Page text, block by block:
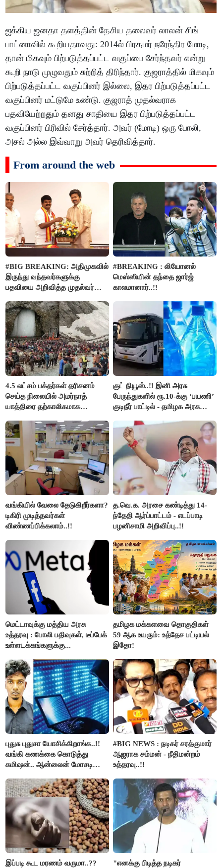
ஐக்கிய ஜனதா தளத்தின் தேசிய தலைவர் லாலன் சிங்
பாட்னாவில் கூறியதாவது: 2014ல் பிரதமர் நரேந்திர மோடி,
தான் மிகவும் பிற்படுத்தப்பட்ட வகுப்பை சேர்ந்தவர் என்று
கூறி நாடு முழுவதும் சுற்றித் திரிந்தார். குஜராத்தில் மிகவும்
பிற்படுத்தப்பட்ட வகுப்பினர் இல்லை, இதர பிற்படுத்தப்பட்ட
வகுப்பினர் மட்டுமே உண்டு. குஜராத் முதல்வராக
பதவியேற்றதும் தனது சாதியை இதர பிற்படுத்தப்பட்ட
வகுப்பினர் பிரிவில் சேர்த்தார். அவர் (மோடி) ஒரு போலி,
அசல் அல்ல இவ்வாறு அவர் தெரிவித்தார்.
From around the web
#BIG BREAKING: அதிமுகவில்
இருந்து வந்தவர்களுக்கு
பதவியை அறிவித்த முதல்வர்
#BREAKING : லியோனல்
மெஸ்ஸியின் தந்தை ஜார்ஜ்
காலமானார்..!!
4.5 லட்சம் பக்தர்கள் தரிசனம்
செய்த நிலையில் அமர்நாத்
யாத்திரை தற்காலிகமாக
குட் நியூஸ்..!! இனி அரசு
பேருந்துகளில் ரூ.10-க்கு ‘பயணி’
குடிநீர் பாட்டில் - தமிழக அரசு
வங்கியில் வேலை தேடுகிறீர்களா?
டிகிரி முடித்தவர்கள்
விண்ணப்பிக்கலாம்..!!
த.வெ.க. அரசை கண்டித்து 14-
ந்தேதி ஆர்ப்பாட்டம் - எடப்பாடி
பழனிசாமி அறிவிப்பு..!!
மெட்டாவுக்கு மத்திய அரசு
உத்தரவு : போலி பதிவுகள், டீப்பேக்
உள்ளடக்கங்களுக்கு...
தமிழக மக்களவை தொகுதிகள்
59 ஆக உயரும்: உத்தேச பட்டியல்
இதோ!
புதுசு புதுசா யோசிக்கிறாங்க..!!
வங்கி கணக்கை கொடுத்து
கமிஷன்.. ஆன்லைன் மோசடி
கைது..!!
#BIG NEWS : நடிகர் சரத்குமார்
ஆஜராக சம்மன் - நீதிமன்றம்
உத்தரவு..!!
இப்படி கூட மரணம் வருமா..??
"எனக்கு பிடித்த நடிகர்